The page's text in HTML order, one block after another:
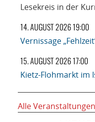
Lesekreis in der
14. AUGUST 2026 19:00
Vernissage
15. AUGUST 2026 17:00
Kietz-Flohmarkt im
Alle Veranstaltungen